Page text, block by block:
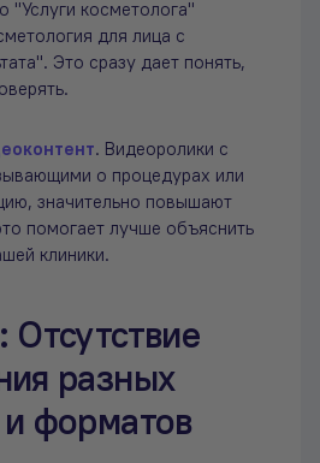
"Услуги косметолога"
для лица с
Это сразу дает понять,
. Видеоролики с
о процедурах или
значительно повышают
помогает лучше объяснить
клиники.
разных
и форматов